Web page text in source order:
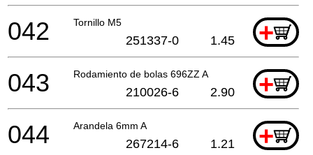
Tornillo M5 +
042 251337-0 1.45
Rodamiento de bolas 696ZZ A +
043 210026-6 2.90
Arandela 6mm A +
044 267214-6 1.21